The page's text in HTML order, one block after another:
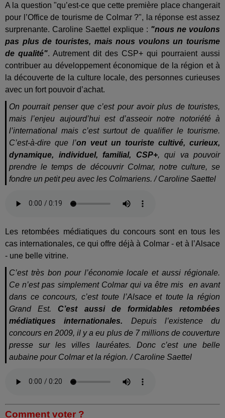
A la question "qu’est-ce que cette première place changerait
pour l’Office de tourisme de Colmar ?", la réponse est assez
surprenante. Caroline Saettel explique : "nous ne voulons
pas plus de touristes, mais nous voulons un tourisme
de qualité". Autrement dit des CSP+ qui pourraient aussi
contribuer au développement économique de la région et à
la découverte de la culture locale, des personnes curieuses
avec un fort pouvoir d’achat.
On pourrait penser que c’est pour avoir plus de touristes,
mais l’enjeu aujourd’hui est d’asseoir notre notoriété à
l’international mais c’est surtout de qualifier le tourisme.
C’est-à-dire que l’on veut un touriste cultivé, curieux,
dynamique, individuel, familial, CSP+, qui va pouvoir
prendre le temps de découvrir Colmar, notre culture, se
fondre un petit peu avec les Colmariens. / Caroline Saettel
Les retombées médiatiques du concours sont en tous les
cas internationales, ce qui offre déjà à Colmar - et à l’Alsace
- une belle vitrine.
C’est très bon pour l’économie locale et aussi régionale.
Ce n’est pas simplement Colmar qui va être mis
en avant
dans ce concours, c’est toute l’Alsace et toute la région
Grand Est. C’est aussi de formidables retombées
médiatiques internationales. Depuis l’existence du
concours en 2009, il y a eu plus de 7 millions de couverture
presse sur les villes lauréates. Donc c’est une belle
aubaine pour Colmar et la région. / Caroline Saettel
Comment voter ?